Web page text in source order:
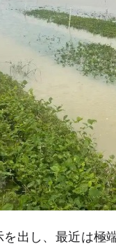
出し、最近は極